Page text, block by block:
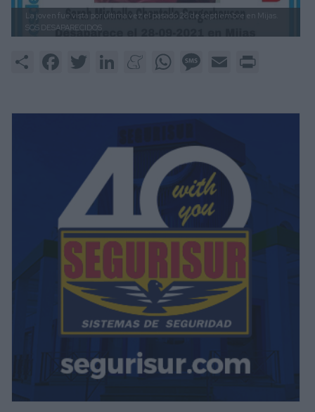
La joven fue vista por última vez el pasado 28 de septiembre en Mijas.
SOS DESAPARECIDOS
Share FacebookTwitter LinkedInMeneameWhatsAppMessage
Email